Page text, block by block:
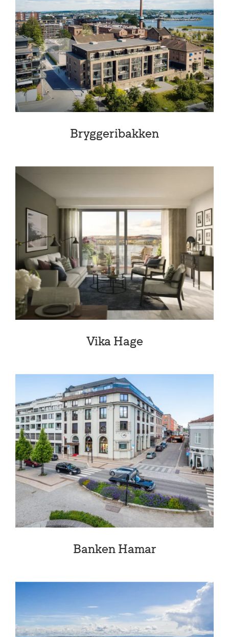
Bryggeribakken
Vika Hage
Banken Hamar